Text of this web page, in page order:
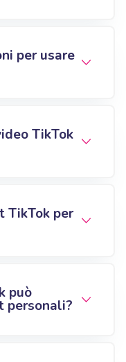
per usare
TikTok
TikTok per
può
personali?